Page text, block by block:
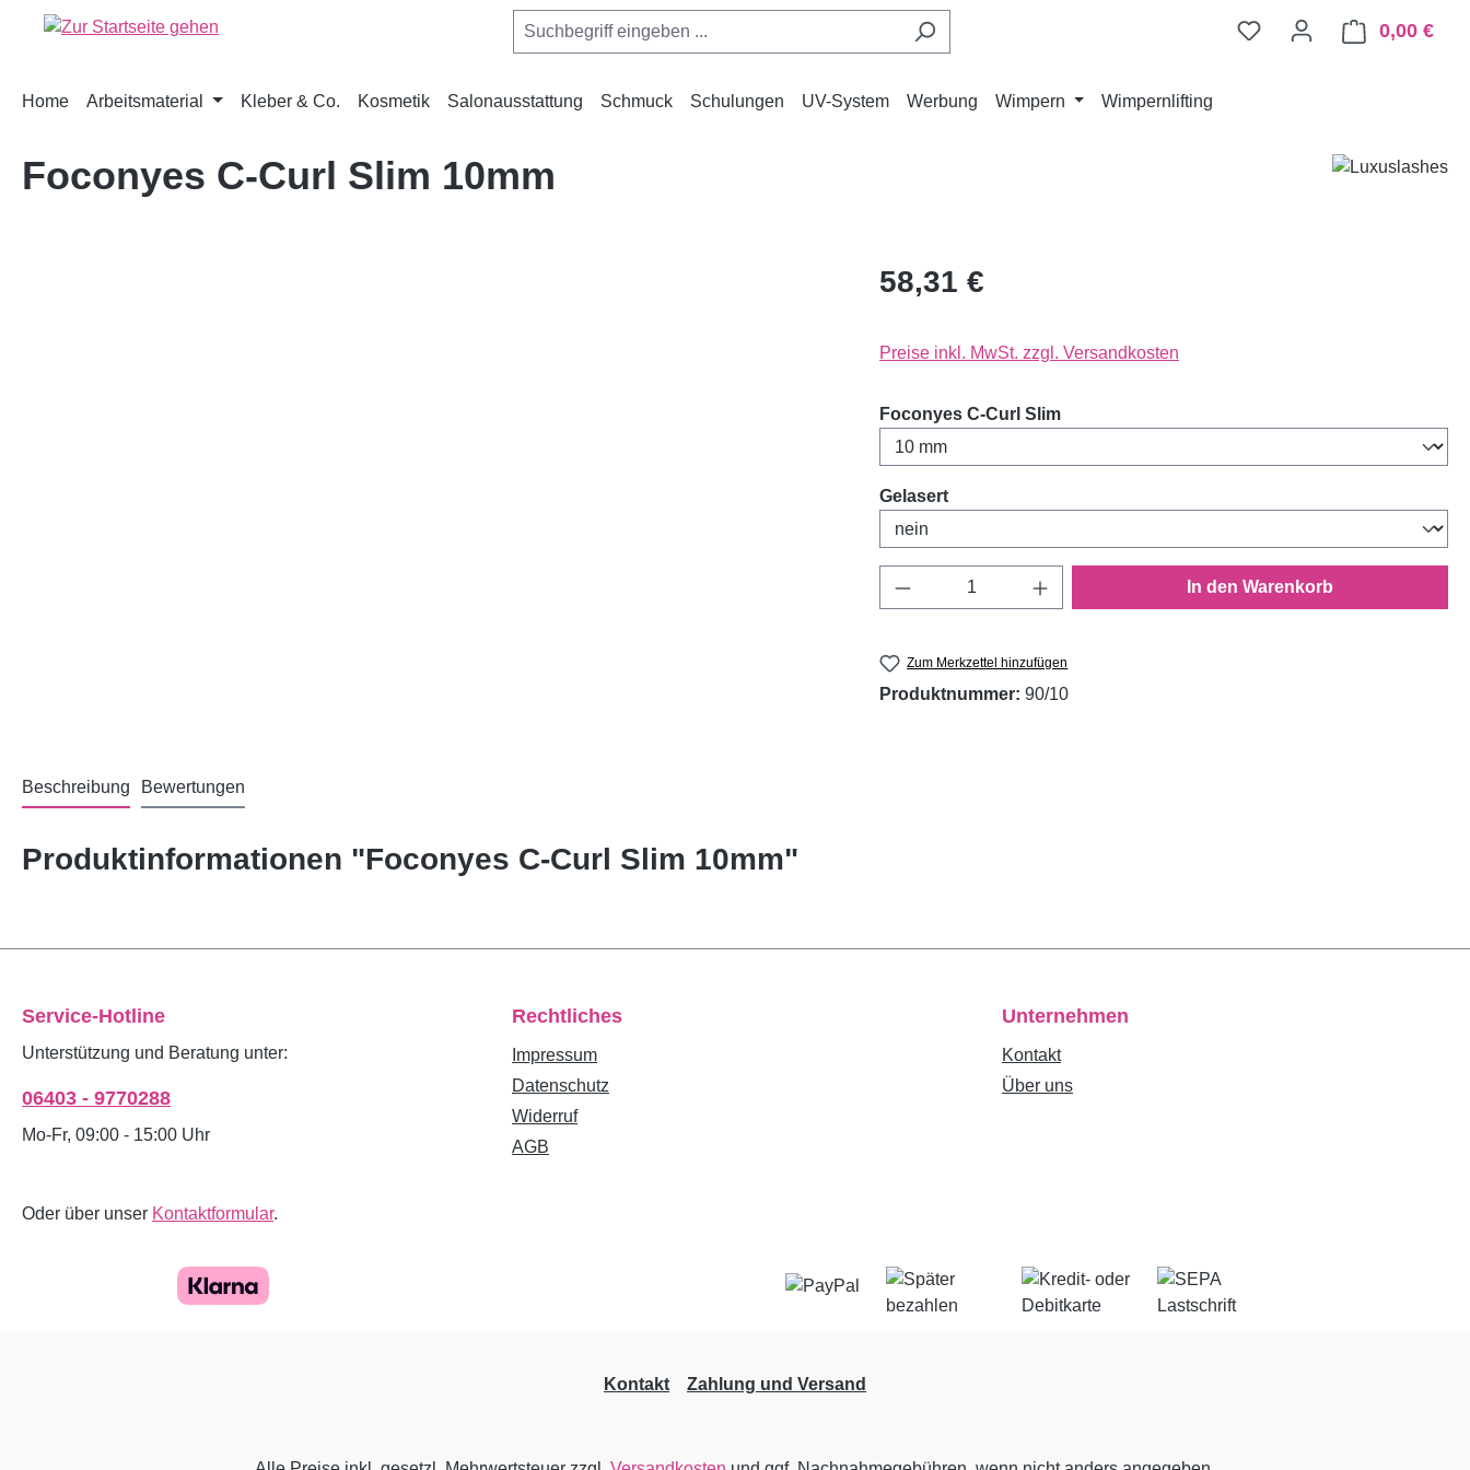
Zur Hauptnavigation springen 0,00 €
Home Arbeitsmaterial Kleber & Co. Kosmetik Salonausstattung Schmuck Schulungen UV-System Werbung Wimpern Wimpernlifting
Foconyes C-Curl Slim 10mm
58,31 €
Preise inkl. MwSt. zzgl. Versandkosten
Foconyes C-Curl Slimauswählen
Gelasertauswählen
Produkt Anzahl: Gib den gewünschten Wert ein
In den Warenkorb
Zum Merkzettel hinzufügen
Produktnummer: 90/10
Beschreibung Bewertungen
Produktinformationen "Foconyes C-Curl Slim 10mm"
Service-Hotline
Unterstützung und Beratung unter:
06403 - 9770288
Mo-Fr, 09:00 - 15:00 Uhr
Oder über unser Kontaktformular.
Rechtliches
Impressum
Datenschutz
Widerruf
AGB
Unternehmen
Kontakt
Über uns
Kontakt Zahlung und Versand